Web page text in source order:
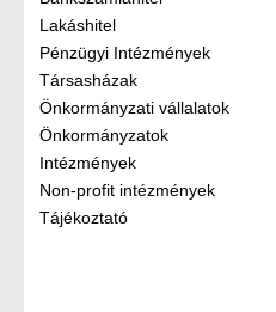
Lakáshitel
Pénzügyi Intézmények
Társasházak
Önkormányzati vállalatok
Önkormányzatok
Intézmények
Non-profit intézmények
Tájékoztató